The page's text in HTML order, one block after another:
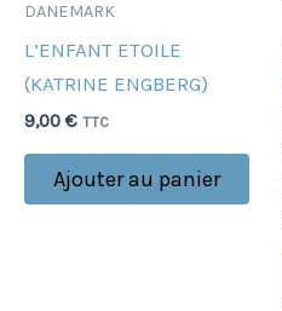
DANEMARK
L’ENFANT ETOILE
(KATRINE ENGBERG)
9,00 € TTC
Ajouter au panier